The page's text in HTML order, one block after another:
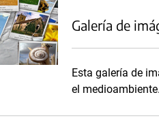
Galería de
Esta galería de
el medioambiente.